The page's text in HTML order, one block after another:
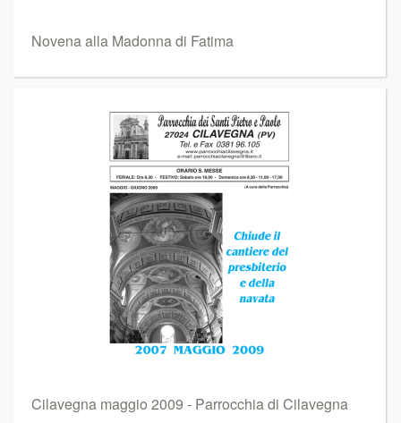
Novena alla Madonna di Fatima
Cilavegna maggio 2009 - Parrocchia di Cilavegna